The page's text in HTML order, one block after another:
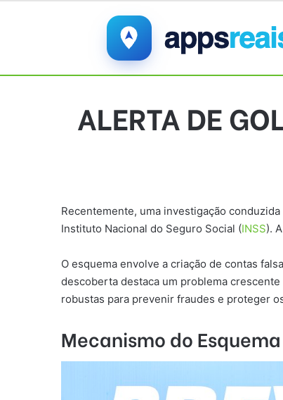
ALERTA DE
Recentemente, uma investigação
Instituto Nacional do Seguro Social (INSS).
O esquema envolve a criação de contas
descoberta destaca um problema
robustas para prevenir fraudes e proteger
Mecanismo do